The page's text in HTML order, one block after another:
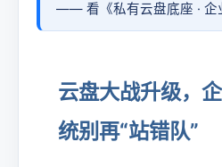
—— 看《私有云盘底座 ·
云盘大战升级，
统别再“站错队”